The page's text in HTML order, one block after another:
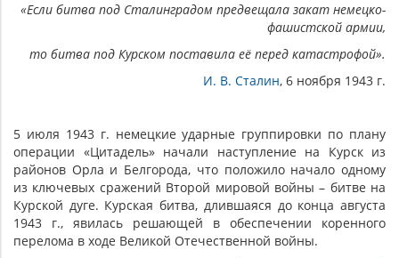
«Если битва под Сталинградом предвещала закат немецко-
фашистской армии,
то битва под Курском поставила её перед катастрофой».
И. В. Сталин, 6 ноября 1943 г.
5 июля 1943 г. немецкие ударные группировки по плану
операции «Цитадель» начали наступление на Курск из
районов Орла и Белгорода, что положило начало одному
из ключевых сражений Второй мировой войны – битве на
Курской дуге. Курская битва, длившаяся до конца августа
1943 г., явилась решающей в обеспечении коренного
перелома в ходе Великой Отечественной войны.